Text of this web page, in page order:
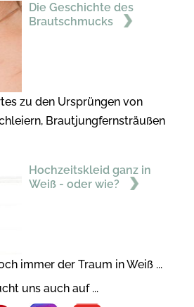
Die Geschichte des
Brautschmucks
zu den Ursprüngen von
Brautjungfernsträußen
Hochzeitskleid ganz in
Weiß - oder wie?
immer der Traum in Weiß ...
uns auch auf ...